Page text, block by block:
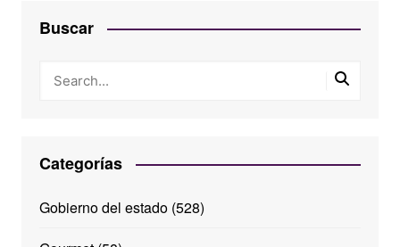
Buscar
Categorías
Gobierno del estado(528)